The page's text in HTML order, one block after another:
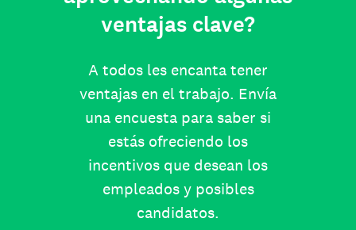
ventajas clave?
A todos les encanta tener
ventajas en el trabajo. Envía
una encuesta para saber si
estás ofreciendo los
incentivos que desean los
empleados y posibles
candidatos.